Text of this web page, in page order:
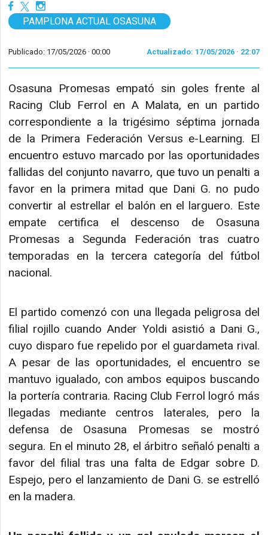
PAMPLONA ACTUAL OSASUNA
Publicado: 17/05/2026 ·00:00 Actualizado: 17/05/2026 · 22:07
Osasuna Promesas empató sin goles frente al
Racing Club Ferrol en A Malata, en un partido
correspondiente a la trigésimo séptima jornada
de la Primera Federación Versus e-Learning. El
encuentro estuvo marcado por las oportunidades
fallidas del conjunto navarro, que tuvo un penalti a
favor en la primera mitad que Dani G. no pudo
convertir al estrellar el balón en el larguero. Este
empate certifica el descenso de Osasuna
Promesas a Segunda Federación tras cuatro
temporadas en la tercera categoría del fútbol
nacional.
El partido comenzó con una llegada peligrosa del
filial rojillo cuando Ander Yoldi asistió a Dani G.,
cuyo disparo fue repelido por el guardameta rival.
A pesar de las oportunidades, el encuentro se
mantuvo igualado, con ambos equipos buscando
la portería contraria. Racing Club Ferrol logró más
llegadas mediante centros laterales, pero la
defensa de Osasuna Promesas se mostró
segura. En el minuto 28, el árbitro señaló penalti a
favor del filial tras una falta de Edgar sobre D.
Espejo, pero el lanzamiento de Dani G. se estrelló
en la madera.